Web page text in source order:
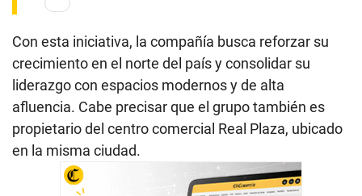
Con esta iniciativa, la compañía busca reforzar su
crecimiento en el norte del país y consolidar su
liderazgo con espacios modernos y de alta
afluencia. Cabe precisar que el grupo también es
propietario del centro comercial Real Plaza, ubicado
en la misma ciudad.